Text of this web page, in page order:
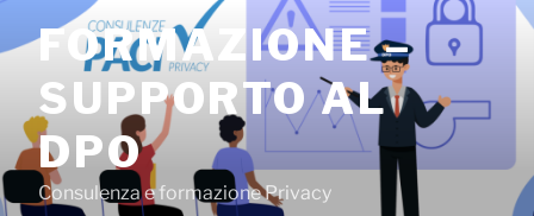
contenuto
FORMAZIONE –
SUPPORTO AL
DPO
Consulenza e formazione Privacy